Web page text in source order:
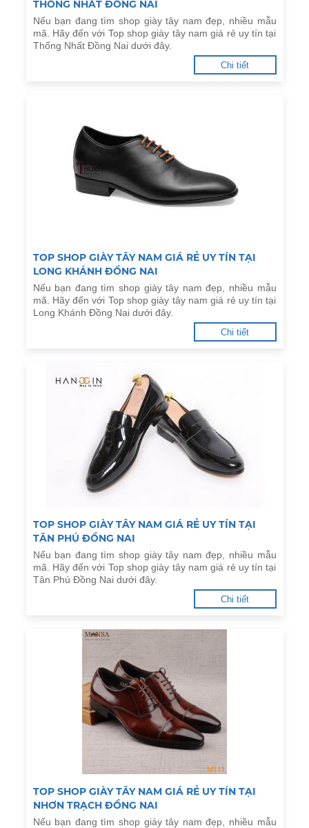
THỐNG NHẤT ĐỒNG NAI
Nếu bạn đang tìm shop giày tây nam đẹp, nhiều mẫu
mã. Hãy đến với Top shop giày tây nam giá rẻ uy tín tại
Thống Nhất Đồng Nai dưới đây.
Chi tiết
TOP SHOP GIÀY TÂY NAM GIÁ RẺ UY TÍN TẠI
LONG KHÁNH ĐỒNG NAI
Nếu bạn đang tìm shop giày tây nam đẹp, nhiều mẫu
mã. Hãy đến với Top shop giày tây nam giá rẻ uy tín tại
Long Khánh Đồng Nai dưới đây.
Chi tiết
TOP SHOP GIÀY TÂY NAM GIÁ RẺ UY TÍN TẠI
TÂN PHÚ ĐỒNG NAI
Nếu bạn đang tìm shop giày tây nam đẹp, nhiều mẫu
mã. Hãy đến với Top shop giày tây nam giá rẻ uy tín tại
Tân Phú Đồng Nai dưới đây.
Chi tiết
TOP SHOP GIÀY TÂY NAM GIÁ RẺ UY TÍN TẠI
NHƠN TRẠCH ĐỒNG NAI
Nếu bạn đang tìm shop giày tây nam đẹp, nhiều mẫu